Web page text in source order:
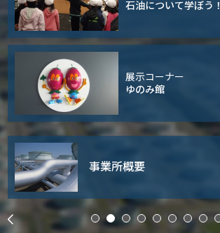
石油について学ぼう！
展示コーナー
ゆのみ館
事業所概要